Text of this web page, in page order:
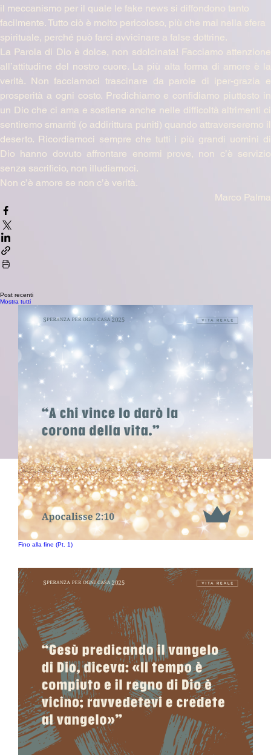
il meccanismo per il quale le fake news si diffondono tanto
facilmente. Tutto ciò è molto pericoloso, più che mai nella sfera
spirituale, perché può farci avvicinare a false dottrine.
La Parola di Dio è dolce, non sdolcinata! Facciamo attenzione
all’attitudine del nostro cuore. La più alta forma di amore è la
verità. Non facciamoci trascinare da parole di iper-grazia e
prosperità a ogni costo. Predichiamo e confidiamo piuttosto in
un Dio che ci ama e sostiene anche nelle difficoltà altrimenti ci
sentiremo smarriti (o addirittura puniti) quando attraverseremo il
deserto. Ricordiamoci sempre che tutti i più grandi uomini di
Dio hanno dovuto affrontare enormi prove, non c’è servizio
senza sacrificio, non illudiamoci.
Non c’è amore se non c’è verità.
Marco Palma
Post recenti
Mostra tutti
Fino alla fine (Pt. 1)